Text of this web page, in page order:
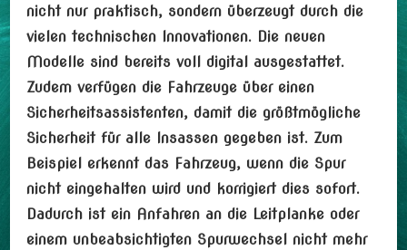
nicht nur praktisch, sondern überzeugt durch die
vielen technischen Innovationen. Die neuen
Modelle sind bereits voll digital ausgestattet.
Zudem verfügen die Fahrzeuge über einen
Sicherheitsassistenten, damit die größtmögliche
Sicherheit für alle Insassen gegeben ist. Zum
Beispiel erkennt das Fahrzeug, wenn die Spur
nicht eingehalten wird und korrigiert dies sofort.
Dadurch ist ein Anfahren an die Leitplanke oder
einem unbeabsichtigten Spurwechsel nicht mehr